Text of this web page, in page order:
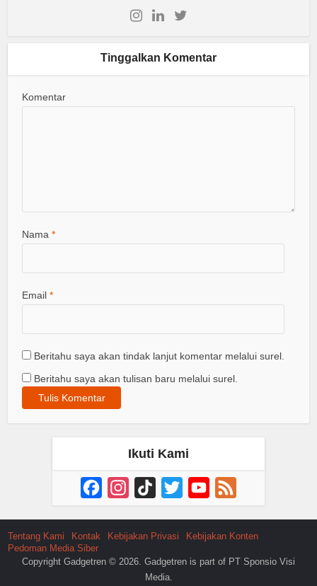
Tinggalkan Komentar
Komentar
Nama*
Email*
Beritahu saya akan tindak lanjut komentar melalui surel.
Beritahu saya akan tulisan baru melalui surel.
Ikuti Kami
FacebookInstagram
TikTok Twitter YouTube
Channel
Tentang Kami Kontak Kebijakan Privasi
Kebijakan Konten
Pedoman Media Siber
Copyright Gadgetren © 2026. Gadgetren is part of PT Sponsio Visi
Media.